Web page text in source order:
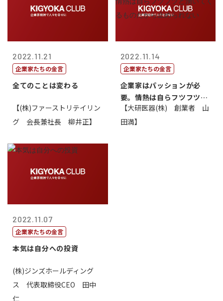
2022.11.21
企業家たちの金言
全てのことは変わる
【(株)ファーストリテイリン
グ 会長兼社長 柳井正】
2022.11.14
企業家たちの金言
企業家はパッションが必
要。情熱は自らフツフツと
湧いてくるもの...
【大研医器(株) 創業者 山
田満】
2022.11.07
企業家たちの金言
本気は自分への投資
(株)ジンズホールディング
ス 代表取締役CEO 田中
仁